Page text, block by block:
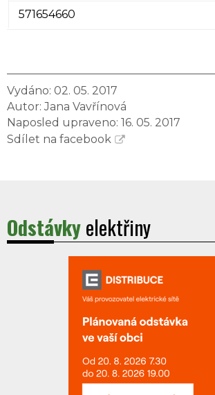
571654660
Vydáno: 02. 05. 2017
Autor:Jana Vavřínová
Naposled upraveno: 16. 05. 2017
Sdílet na facebook
Odstávkyelektřiny